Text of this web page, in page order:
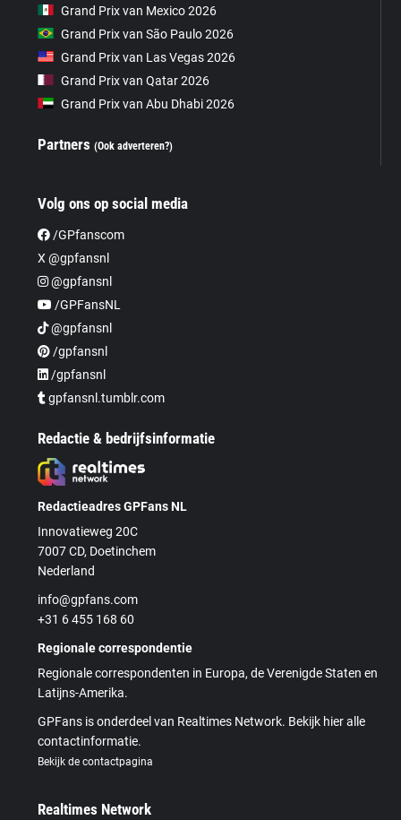
Grand Prix van Mexico 2026
Grand Prix van São Paulo 2026
Grand Prix van Las Vegas 2026
Grand Prix van Qatar 2026
Grand Prix van Abu Dhabi 2026
Partners(Ook adverteren?)
Volg ons op social media
/GPfanscom
X @gpfansnl
@gpfansnl
/GPFansNL
@gpfansnl
/gpfansnl
/gpfansnl
gpfansnl.tumblr.com
Redactie & bedrijfsinformatie
Redactieadres GPFans NL
Innovatieweg 20C
7007 CD, Doetinchem
Nederland
info@gpfans.com
+31 6 455 168 60
Regionale correspondentie
Regionale correspondenten in Europa, de Verenigde Staten en
Latijns-Amerika.
GPFans is onderdeel van Realtimes Network. Bekijk hier alle
contactinformatie.
Bekijk de contactpagina
Realtimes Network